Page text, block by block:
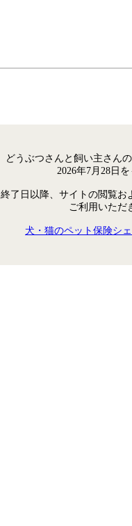
どうぶつさんと飼い主さん
2026年7月28日
終了日以降、サイトの閲覧お
ご利用いただ
犬・猫のペット保険シ